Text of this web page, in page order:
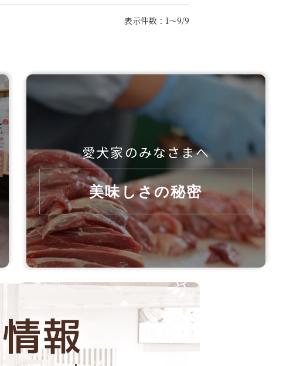
表示件数：1～9/9
愛犬家のみなさまへ
美味しさの秘密